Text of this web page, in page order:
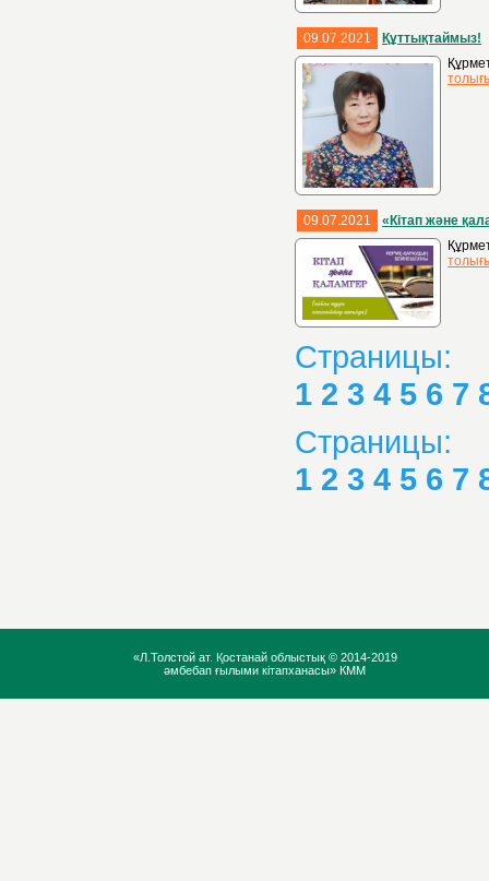
09.07.2021
Құттықтаймыз!
09.07.2021
«Кітап және
Страницы:
1 2 3 4 5 6 7
Страницы:
1 2 3 4 5 6 7
«Л.Толстой ат. Қостанай облыстық © 2014-2019
әмбебап ғылыми кітапханасы» КММ